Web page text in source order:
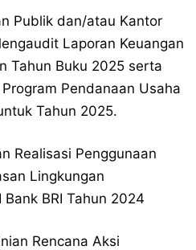
Publik dan/atau Kantor
Laporan Keuangan
Tahun Buku 2025 serta
Pendanaan Usaha
Tahun 2025.
Realisasi Penggunaan
Lingkungan
BRI Tahun 2024
Rencana Aksi